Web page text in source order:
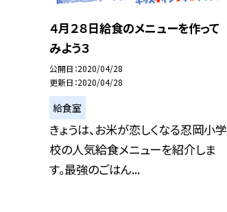
４月２８日給食のメニューを作って
みよう３
公開日 2020/04/28
更新日 2020/04/28
給食室
きょうは、お米が恋しくなる忍岡小学
校の人気給食メニューを紹介しま
す。最強のごはん...